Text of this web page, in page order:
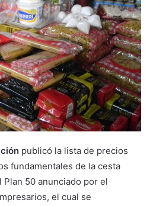
publicó la lista de precios
fundamentales de la cesta
50 anunciado por el
el cual se